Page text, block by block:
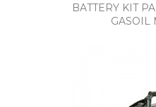
BATTERY KIT
GASOIL